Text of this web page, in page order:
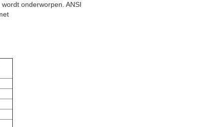
onderworpen. ANSI